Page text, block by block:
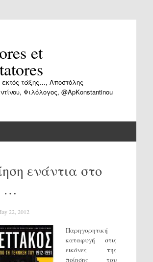
et
εκτός τάξης…, Αποστόλης
Φιλόλογος, @ApKonstantinou
ενάντια στο
…
22, 2012
Παρηγορητική
καταφυγή στις
εικόνες της
ποίησης του